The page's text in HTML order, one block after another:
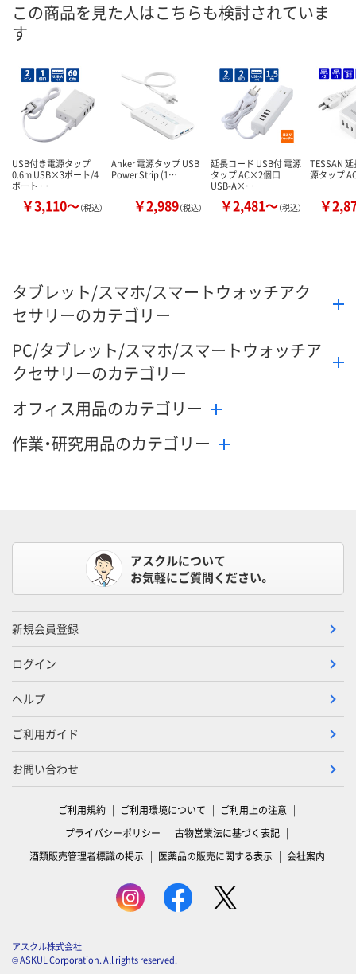
この商品を見た人はこちらも検討されていま
す
USB付き電源タップ
0.6m USB×3ポート/4
ポート …
￥3,110～（税込）
Anker 電源タップ USB
Power Strip (1…
￥2,989（税込）
延長コード USB付 電源
タップ AC×2個口
USB-A×…
￥2,481～（税込）
TESSAN
源タップ
￥
タブレット/スマホ/スマートウォッチアク
セサリーのカテゴリー
PC/タブレット/スマホ/スマートウォッチア
クセサリーのカテゴリー
オフィス用品のカテゴリー
作業・研究用品のカテゴリー
アスクルについて
お気軽にご質問ください。
新規会員登録
ログイン
ヘルプ
ご利用ガイド
お問い合わせ
ご利用規約 ご利用環境について
ご利用上の注意
プライバシーポリシー
古物営業法に基づく表記
酒類販売管理者標識の掲示
医薬品の販売に関する表示 会社案内
アスクル株式会社
© ASKUL Corporation. All rights reserved.